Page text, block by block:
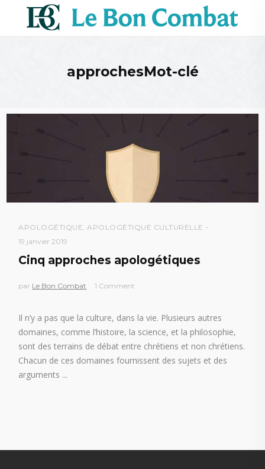
approchesMot-clé
APOLOGÉTIQUE,APOLOGÉTIQUE CULTURELLE
19 janvier 2019
Cinq approches apologétiques
par Le Bon Combat 1 Comment
Il n’y a pas que la culture, dans la vie. Plusieurs autres
domaines, comme l’histoire, la science, et la philosophie,
sont des terrains de débat entre chrétiens et non chrétiens.
Chacun de ces domaines fournissent des sujets et des
arguments